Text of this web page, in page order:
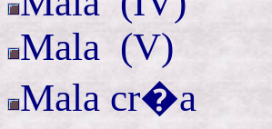
Mala (V)
Mala cr�a